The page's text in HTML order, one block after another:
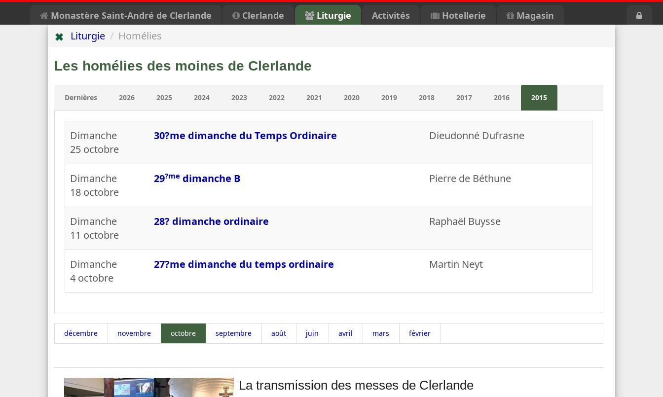
Monastère Saint-André de Clerlande Clerlande Liturgie Activités Hotellerie Magasin
Liturgie Homélies
Les homélies des moines de Clerlande
Dernières 2026 2025 2024 2023 2022 2021 2020 2019 2018 2017 2016 2015
Dimanche
25 octobre
30?me dimanche du Temps Ordinaire Dieudonné Dufrasne
Dimanche
18 octobre
29?me dimanche B Pierre de Béthune
Dimanche
11 octobre
28? dimanche ordinaire Raphaël Buysse
Dimanche
4 octobre
27?me dimanche du temps ordinaire Martin Neyt
décembre novembre octobre septembre août juin avril mars février
La transmission des messes de Clerlande